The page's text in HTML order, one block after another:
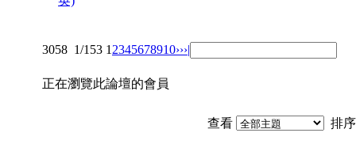
3058 1/153 1 2345678910›››|
正在瀏覽此論壇的會員
查看 排